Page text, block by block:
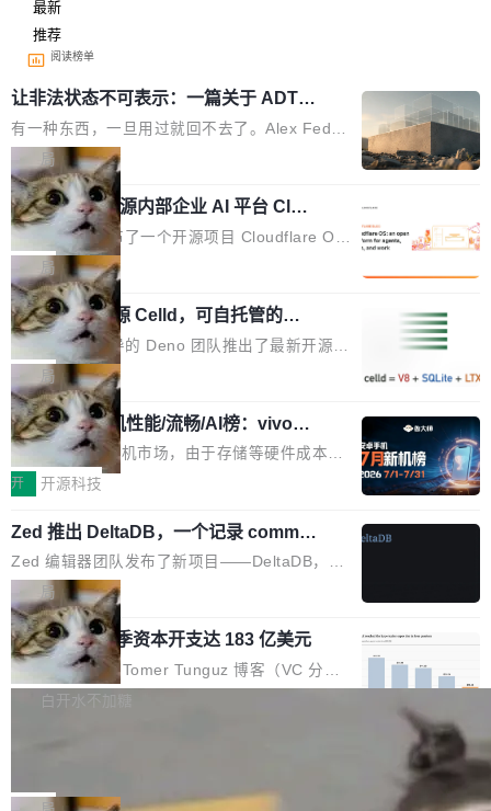
最新
推荐
阅读榜单
让非法状态不可表示：一篇关于 ADT
的帖子在 Reddit 火了
有一种东西，一旦用过就回不去了。Alex Fedos
eev 管它叫"软件设计的基石"。 他说的东西不新
鲜——代数数据类型（ADT），尤其是和类型
（sum type）。但他说清楚了一件事：这不是类
型系统的学术体操，是日常编码的思维方式。 文
章从一个简单的例子切入。一个网站的深色主题
设置，如果用布尔值 + 可空字段来表示——bool
ean 表示是否可切换，nullable 的默认模式、浅
色方案、深色方案——会产生大量无意义的组
合。方案缺了、配置冲突了、全 null 了。要知道
哪些组合有效，作者说，你得靠"文档、校验、或
者部落知识"。 换个写法。Rust 的 enum，两个
变体：Switchable...
局
Cloudflare 开源内部企业 AI 平台 Clou
dflare OS
Cloudflare 发布了一个开源项目 Cloudflare O
S。如果你只看官方博客，你会觉得这是又一
个"AI 知识库 + 聊天机器人"——每个大厂都在
做，没什么新鲜的。 但 Kenton Varda 在 Twitte
r 上把事情说清楚了： 今天我们发布了 Cloudfla
re OS，一个带连接器的聊天机器人，跟其他所
有科技公司做的一样。只不过，实际上它不一
样。这是 Sandstorm.io 的重制版，我十年前的
那个创业公司。不同的是，这次它构建在 Cloudf
lare Workers 上——我花了九年时间搭建的平台
——并且深度集成了 AI。这基本上是我十年秘密
计划的顶峰。 十年前，Ken...
局
Deno 团队开源 Celld，可自托管的分
布式 Durable Objects
Ryan Dahl 领导的 Deno 团队推出了最新开源项
目 Celld，一个能在自己机器上运行 Cloudflare
Workers 和 Durable Objects 的守护进程。 设
计思路很直接：每个对象是一个独立的 SQLite
数据库，按名称寻址，复制到你自己的 S3 兼容
存储库里。节点之间只通过这个存储库协调——
个小型数据库，应用天然按分片构建，单个数据
库的竞争和爆炸半径问题在设计层面就被消除
了。 闲置的 cell 会休眠到几乎不占资源。当 cel
l 迁移或唤醒时，新宿主从 S3 恢复 SQLite 数据
库继续执行。存储库是持久化的唯一真相...
局
鲁大师7月新机性能/流畅/AI榜：vivo夺
性能、流畅双第一，三星Galaxy Z系列
新折叠缺席
2026年7月的手机市场，由于存储等硬件成本暴
增，手机厂商的日子也不好过啊，新机速度明显
高价的三星折叠（三星Galaxy Z Fold8 Ultra / Z
Fold8 / Z Flip8）外，其余要么是中低端机器，
例如iQOO Z11i、REDMI Note 17、REDMI No
te 17 Pro、OPPO K15，要么是vivo X300 E这
样的次旗舰。 Galaxy Z Fold8 Ultra / Z Fold8 /
Z Flip8三款折叠屏新机均在7月22日发布，且全
部搭载骁龙8 Elite Gen5 for Galaxy，它们本该
开 开源科技
Zed 推出 DeltaDB，一个记录 commit
之间所有操作的版本控制系统
Zed 编辑器团队发布了新项目——DeltaDB，一
个在 git commit 之间记录每一次编辑操作的版
本控制系统。目前处于 Early Access 阶段。 De
ltaDB 的核心思路直接写在 landing page 最显
眼的位置：「Software is made between com
mits」——软件是在 commit 之间写出来的。git
是把这段空隙补上。 回退到任何一次编辑：Delt
局
SpaceXAI 单季资本开支达 183 亿美元
根据风险投资人Tomer Tunguz 博客（VC 分
析）披露的最新分析与第二季度业绩报告，Spac
微软同期总资本开支的四成。 与亚马逊、Alpha
白开水不加糖
一个在终端里运行的编程 agent；Muse Spark